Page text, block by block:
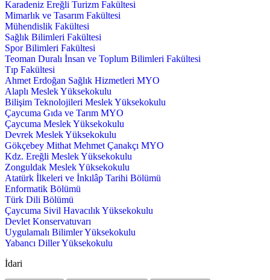
Karadeniz Ereğli Turizm Fakültesi
Mimarlık ve Tasarım Fakültesi
Mühendislik Fakültesi
Sağlık Bilimleri Fakültesi
Spor Bilimleri Fakültesi
Teoman Duralı İnsan ve Toplum Bilimleri Fakültesi
Tıp Fakültesi
Ahmet Erdoğan Sağlık Hizmetleri MYO
Alaplı Meslek Yüksekokulu
Bilişim Teknolojileri Meslek Yüksekokulu
Çaycuma Gıda ve Tarım MYO
Çaycuma Meslek Yüksekokulu
Devrek Meslek Yüksekokulu
Gökçebey Mithat Mehmet Çanakçı MYO
Kdz. Ereğli Meslek Yüksekokulu
Zonguldak Meslek Yüksekokulu
Atatürk İlkeleri ve İnkılâp Tarihi Bölümü
Enformatik Bölümü
Türk Dili Bölümü
Çaycuma Sivil Havacılık Yüksekokulu
Devlet Konservatuvarı
Uygulamalı Bilimler Yüksekokulu
Yabancı Diller Yüksekokulu
İdari